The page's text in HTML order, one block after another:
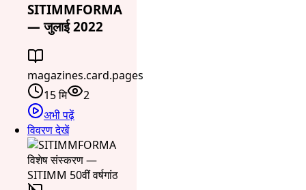
SITIMMFORMA
— जुलाई 2022
magazines.card.pages
15 मि
2
अभी पढ़ें
विवरण देखें